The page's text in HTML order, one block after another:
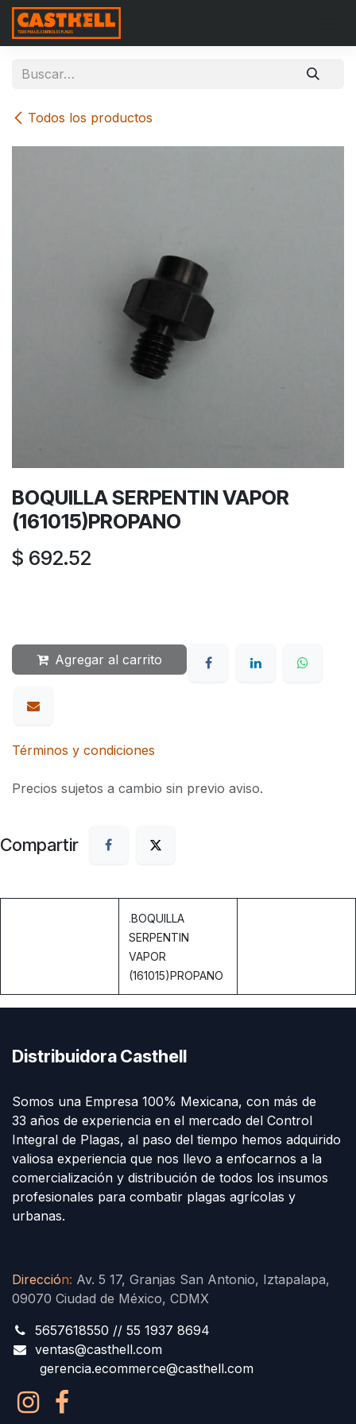
Ir al contenido
Todos los productos
BOQUILLA SERPENTIN VAPOR
(161015)PROPANO
$ 692.52
Agregar al carrito
Términos y condiciones
Precios sujetos a cambio sin previo aviso.
Compartir
.BOQUILLA
SERPENTIN
VAPOR
(161015)PROPANO
Distribuidora Casthell
Somos una Empresa 100% Mexicana, con más de
33 años de experiencia en el mercado del Control
Integral de Plagas, al paso del tiempo hemos adquirido
valiosa experiencia que nos llevo a enfocarnos a la
comercialización y distribución de todos los insumos
profesionales para combatir plagas agrícolas y
urbanas.
Dirección: Av. 5 17, Granjas San Antonio, Iztapalapa,
09070 Ciudad de México, CDMX
5657618550 // 55 1937 8694
ventas@casthell.com
gerencia.ecommerce@casthell.com